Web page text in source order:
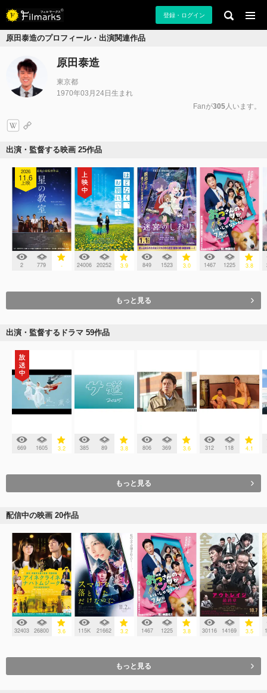
登録・ログイン
原田泰造のプロフィール・出演関連作品
原田泰造
東京都
1970年03月24日生まれ
Fanが305人います。
出演・監督する映画 25作品
2026
11.6
上映
2 779 - 24006 20252 3.9 849 1523 3.0 1467 1225 3.8
もっと見る
出演・監督するドラマ 59作品
669 1605 3.2 385 89 3.8 806 369 3.6 312 118 4.1
もっと見る
配信中の映画 20作品
32403 26800 3.6 115K 21662 3.2 1467 1225 3.8 30116 14169 3.5
もっと見る